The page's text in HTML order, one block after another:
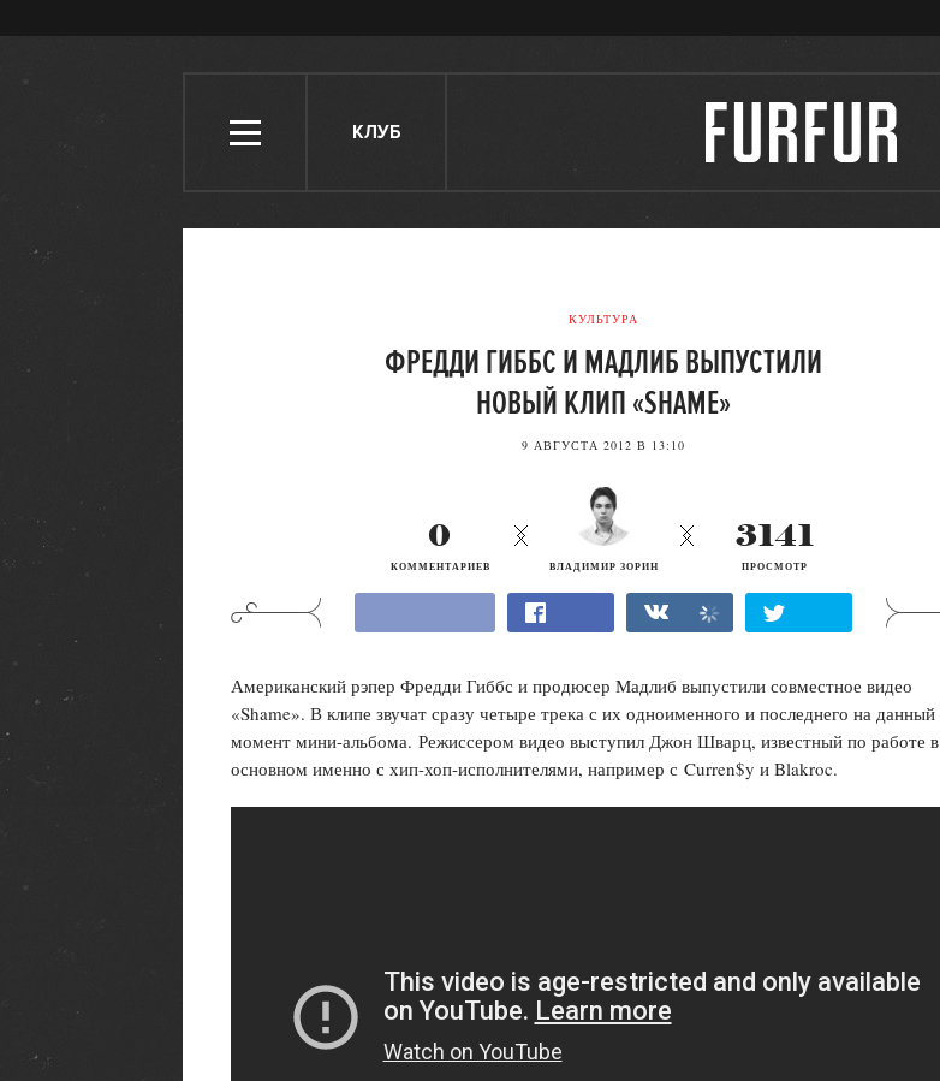
КЛУБ
КУЛЬТУРА
ФРЕДДИ ГИББС И МАДЛИБ ВЫПУСТИЛИ
НОВЫЙ КЛИП «SHAME»
9 АВГУСТА 2012 В 13:10
ВЛАДИМИР ЗОРИН
0
КОММЕНТАРИЕВ
3141
ПРОСМОТР
Американский рэпер Фредди Гиббс и продюсер Мадлиб выпустили совместное видео
«Shame». В клипе звучат сразу четыре трека с их одноименного и последнего на данный
момент мини-альбома. Режиссером видео выступил Джон Шварц, известный по работе в
основном именно с хип-хоп-исполнителями, например с Curren$y и Blakroc.